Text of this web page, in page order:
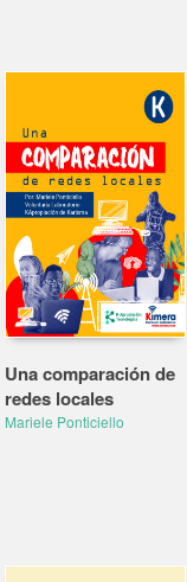
Una comparación de
redes locales
Mariele Ponticiello